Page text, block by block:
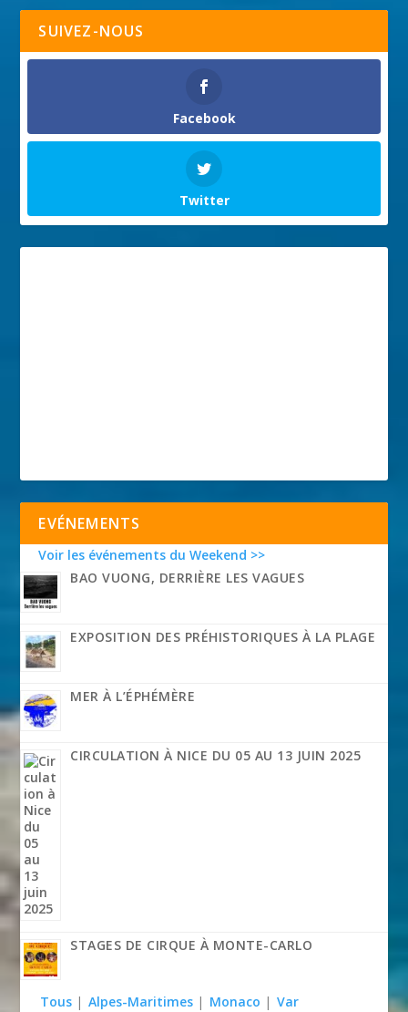
SUIVEZ-NOUS
Facebook
Twitter
EVÉNEMENTS
Voir les événements du Weekend >>
BAO VUONG, DERRIÈRE LES VAGUES
EXPOSITION DES PRÉHISTORIQUES À LA PLAGE
MER À L’ÉPHÉMÈRE
CIRCULATION À NICE DU 05 AU 13 JUIN 2025
STAGES DE CIRQUE À MONTE-CARLO
Tous | Alpes-Maritimes | Monaco | Var